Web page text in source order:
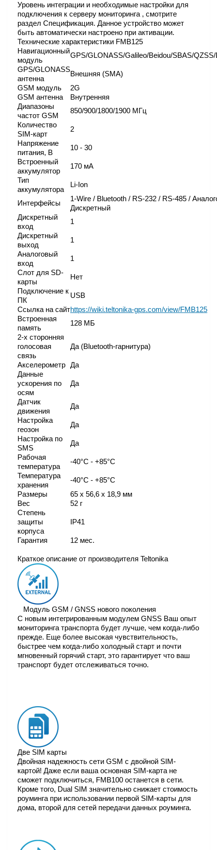
Уровень интеграции и необходимые настройки для
подключения к серверу мониторинга , смотрите
раздел Спецификация. Данное устройство может
быть автоматически настроено при активации.
Технические характеристики FMB125
Навигационный
модуль
GPS/GLONASS/Galileo/Beidou/SBAS/
GPS/GLONASS
антенна
Внешняя (SMA)
GSM модуль
2G
GSM антенна
Внутренняя
Диапазоны
частот GSM
850/900/1800/1900 МГц
Количество
SIM-карт
2
Напряжение
питания, В
10 - 30
Встроенный
аккумулятор
170 мА
Тип
аккумулятора
Li-Ion
Интерфейсы
1-Wire / Bluetooth / RS-232 / RS-485 /
Дискретный
Дискретный
вход
1
Дискретный
выход
1
Аналоговый
вход
1
Слот для SD-
карты
Нет
Подключение к
ПК
USB
Ссылка на сайтhttps://wiki.teltonika-gps.com/view/FMB125
Встроенная
память
128 МБ
2-х сторонняя
голосовая
связь
Да (Bluetooth-гарнитура)
Акселерометр Да
Данные
ускорения по
осям
Да
Датчик
движения
Да
Настройка
геозон
Да
Настройка по
SMS
Да
Рабочая
температура
-40°С - +85°С
Температура
хранения
-40°С - +85°С
Размеры
65 x 56,6 x 18,9 мм
Вес
52 г
Степень
защиты
корпуса
IP41
Гарантия 12 мес.
Краткое описание от производителя Teltonika
Модуль GSM / GNSS нового поколения
С новым интегрированным модулем GNSS Ваш опыт
мониторинга транспорта будет лучше, чем когда-либо
прежде. Еще более высокая чувствительность,
быстрее чем когда-либо холодный старт и почти
мгновенный горячий старт, это гарантирует что ваш
транспорт будет отслеживаться точно.
Две SIM карты
Двойная надежность сети GSM с двойной SIM-
картой! Даже если ваша основная SIM-карта не
сможет подключиться, FMB100 останется в сети.
Кроме того, Dual SIM значительно снижает стоимость
роуминга при использовании первой SIM-карты для
дома, второй для сетей передачи данных роуминга.